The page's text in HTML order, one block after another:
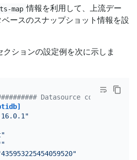
ts-map 情報を利用して、上流デー
ースのスナップショット情報を設
クションの設定例を次に示しま
Datasource config